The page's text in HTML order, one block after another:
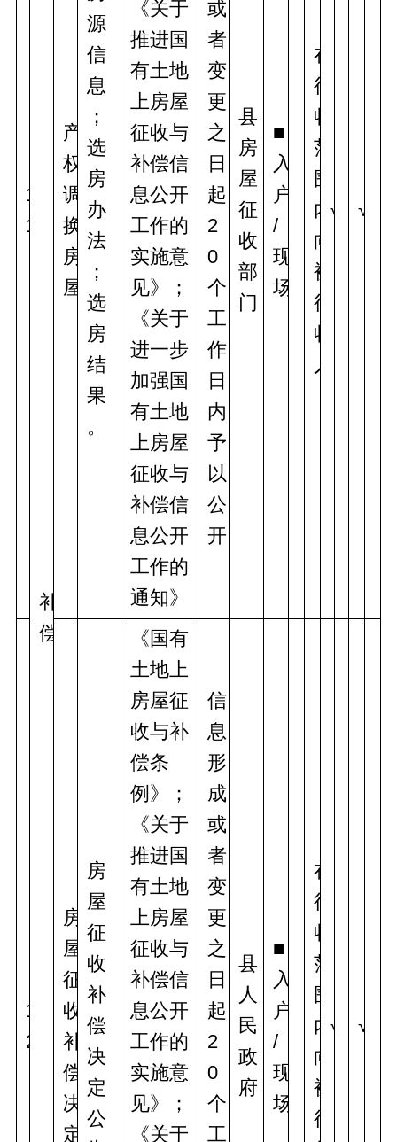
1
1
补
偿
产
权
调
换
房
屋
源
信
息
；
选
房
办
法
；
选
房
结
果
。
《关于
推进国
有土地
上房屋
征收与
补偿信
息公开
工作的
实施意
见》；
《关于
进一步
加强国
有土地
上房屋
征收与
补偿信
息公开
工作的
通知》
或
者
变
更
之
日
起
2
0
个
工
作
日
内
予
以
公
开
县
房
屋
征
收
部
门
■
入
户
/
现
场
在
征
收
范
围
内
向
被
征
收
人
√ √
1
2
房
屋
征
收
补
偿
决
定
房
屋
征
收
补
偿
决
定
公
《国有
土地上
房屋征
收与补
偿条
例》；
《关于
推进国
有土地
上房屋
征收与
补偿信
息公开
工作的
实施意
见》；
《关于
信
息
形
成
或
者
变
更
之
日
起
2
0
个
工
县
人
民
政
府
■
入
户
/
现
场
在
征
收
范
围
内
向
被
征
√ √